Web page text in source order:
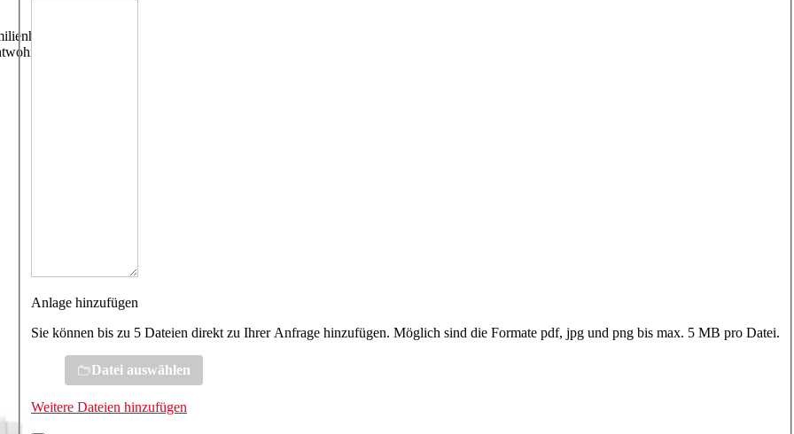
Anlage hinzufügen
Sie können bis zu 5 Dateien direkt zu Ihrer Anfrage hinzufügen. Möglich sind die Formate pdf, jpg und png bis max. 5 MB pro Datei.
Datei auswählen
Weitere Dateien hinzufügen